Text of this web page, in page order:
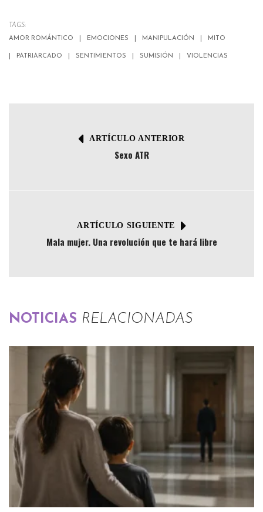
TAGS:
AMOR ROMÁNTICO
EMOCIONES MANIPULACIÓN MITO
PATRIARCADO SENTIMIENTOS SUMISIÓN VIOLENCIAS
ARTÍCULO ANTERIOR
Sexo ATR
ARTÍCULO SIGUIENTE
Mala mujer. Una revolución que te hará libre
NOTICIAS RELACIONADAS